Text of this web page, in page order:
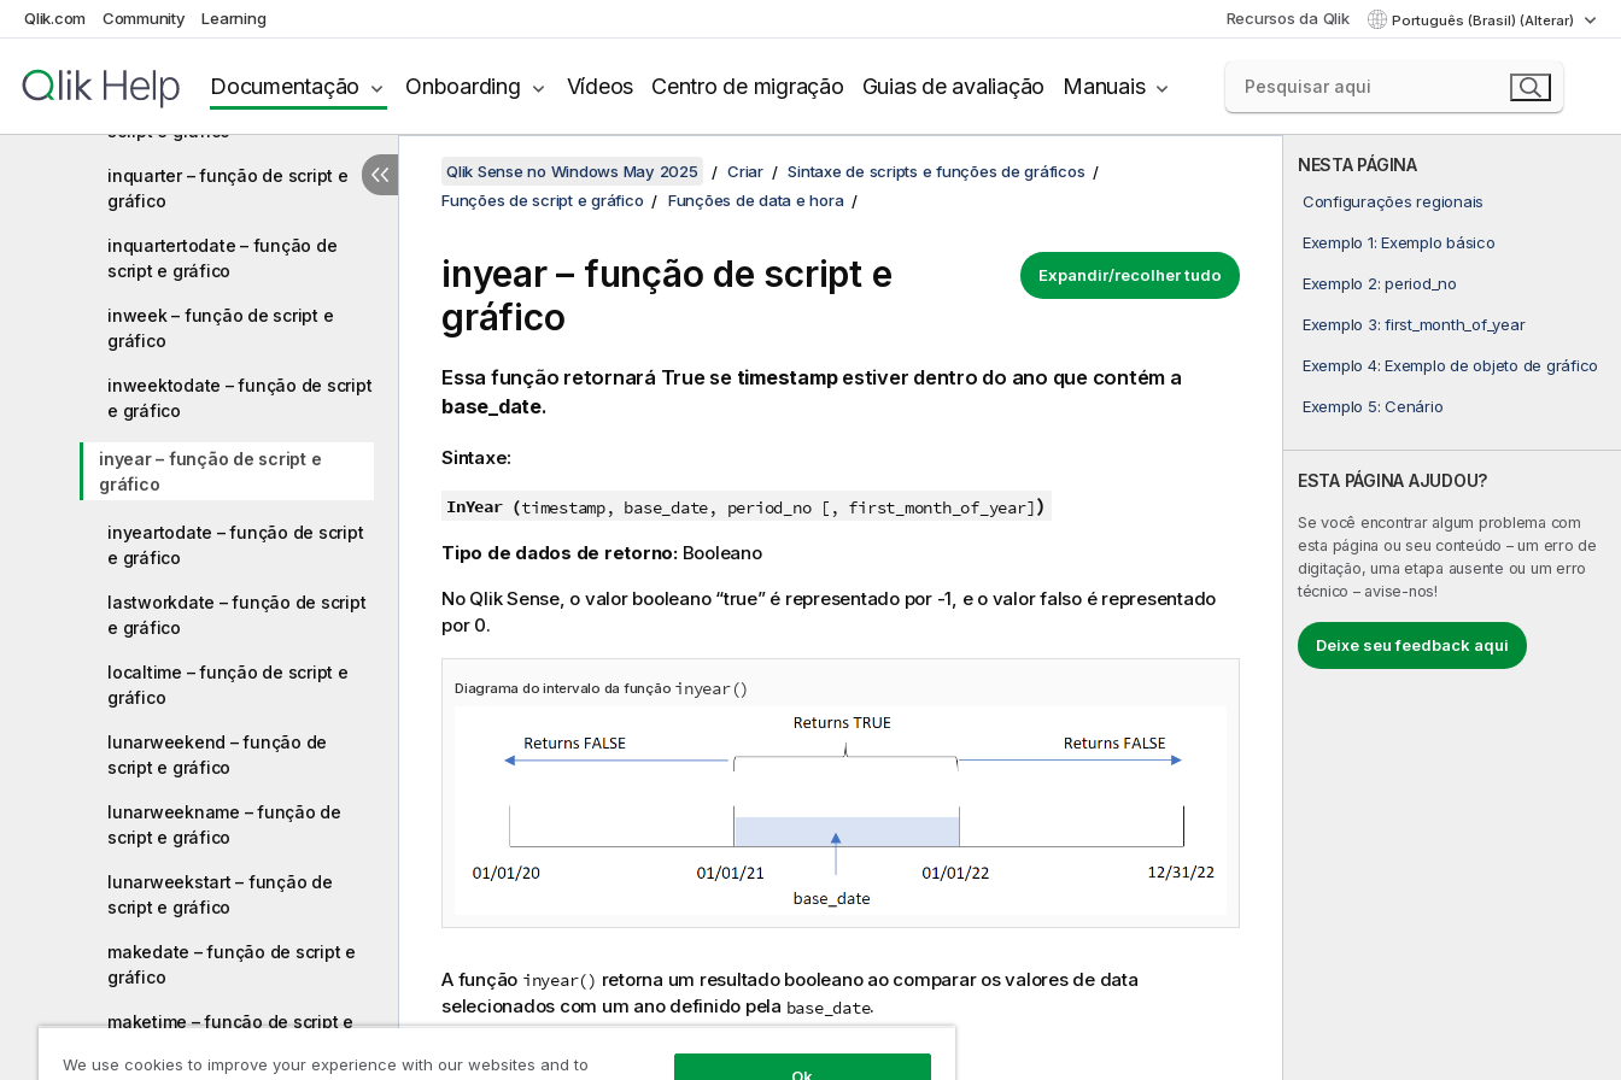
Qlik.com Community Learning Recursos da Qlik Português (Brasil) (Alterar)
Documentação Onboarding Vídeos Centro de migração Guias de avaliação Manuais
inmonthstodate – função de
inmonthtodate – função de
script e gráfico
inquarter – função de script e
gráfico
inquartertodate – função de
script e gráfico
inweek – função de script e
gráfico
inweektodate – função de script
e gráfico
inyear – função de script e
gráfico
inyeartodate – função de script
e gráfico
lastworkdate – função de script
e gráfico
localtime – função de script e
gráfico
lunarweekend – função de
script e gráfico
lunarweekname – função de
script e gráfico
lunarweekstart – função de
script e gráfico
makedate – função de script e
gráfico
maketime – função de script e
NESTA PÁGINA
Configurações regionais
Exemplo 1: Exemplo básico
Exemplo 2: period_no
Exemplo 3: first_month_of_year
Exemplo 4: Exemplo de objeto de gráfico
Exemplo 5: Cenário
ESTA PÁGINA AJUDOU?
Se você encontrar algum problema com
esta página ou seu conteúdo – um erro de
digitação, uma etapa ausente ou um erro
técnico – avise-nos!
Deixe seu feedback aqui
Qlik Sense no Windows May 2025 Criar
Sintaxe de scripts e funções de gráficos
Funções de script e gráfico
Funções de data e hora
Expandir/recolher tudo
inyear – função de script e
gráfico
Essa função retornará Truese timestampestiver dentro do ano que contém a
base_date.
Sintaxe:
InYear (timestamp, base_date, period_no [, first_month_of_year])
Tipo de dados de retorno: Booleano
No Qlik Sense, o valor booleano “true” é representado por -1, e o valor falso é representado
por 0.
Diagrama do intervalo da função inyear()
A função inyear() retorna um resultado booleano ao comparar os valores de data
selecionados com um ano definido pela base_date.
We use cookies to improve your experience with our websites and to